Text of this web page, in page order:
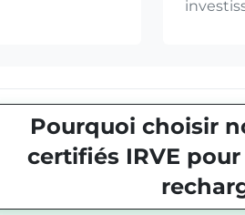
Pourquoi choisir
certifiés IRVE